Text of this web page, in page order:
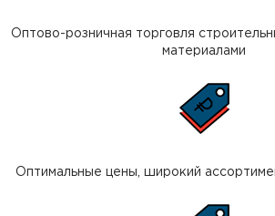
Оптово-розничная торговля
материалами
Оптимальные цены, широкий